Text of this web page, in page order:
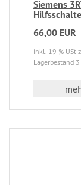
Siemens
66,00 EUR
inkl. 19 % USt
Lagerbestand 3